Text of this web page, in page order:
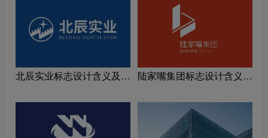
北辰实业标志设计含义及家
陆家嘴集团标志设计含义及